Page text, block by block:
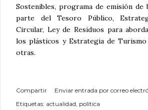
Sostenibles, programa de emisión
parte del Tesoro Público,
Circular, Ley de Residuos para
los plásticos y Estrategia de
otras.
Compartir
Enviar entrada por correo
Etiquetas: actualidad política